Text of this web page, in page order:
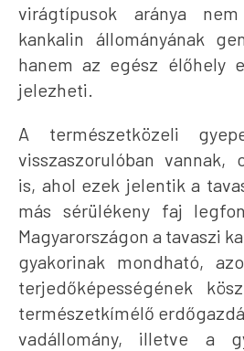
virágtípusok aránya
kankalin állományának
hanem az egész élőhely
jelezheti.
A természetközeli
visszaszorulóban vannak,
is, ahol ezek jelentik a
más sérülékeny faj
Magyarországon a tavaszi
gyakorinak mondható,
terjedőképességének
természetkímélő
vadállomány, illetve a